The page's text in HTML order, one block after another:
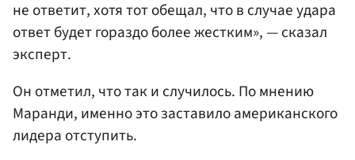
не ответит, хотя тот обещал, что в случае удара
ответ будет гораздо более жестким», — сказал
эксперт.
Он отметил, что так и случилось. По мнению
Маранди, именно это заставило американского
лидера отступить.